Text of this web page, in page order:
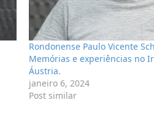
Rondonense Paulo Vicente
Memórias e experiências no
Áustria.
janeiro 6, 2024
Post similar